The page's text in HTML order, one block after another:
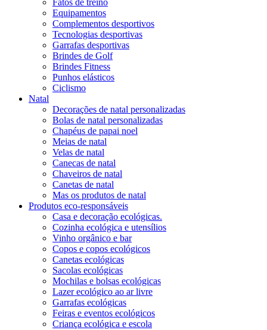
Equipamentos
Complementos desportivos
Tecnologias desportivas
Garrafas desportivas
Brindes de Golf
Brindes Fitness
Punhos elásticos
Ciclismo
Natal
Decorações de natal personalizadas
Bolas de natal personalizadas
Chapéus de papai noel
Meias de natal
Velas de natal
Canecas de natal
Chaveiros de natal
Canetas de natal
Mas os produtos de natal
Produtos eco-responsáveis
Casa e decoração ecológicas.
Cozinha ecológica e utensílios
Vinho orgânico e bar
Copos e copos ecológicos
Canetas ecológicas
Sacolas ecológicas
Mochilas e bolsas ecológicas
Lazer ecológico ao ar livre
Garrafas ecológicas
Feiras e eventos ecológicos
Criança ecológica e escola